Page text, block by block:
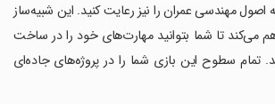
اصول مهندسی عمران را نیز رعایت کنید. این شبیه‌ساز
می‌کند تا شما بتوانید مهارت‌های خود را در ساخت
تمام سطوح این بازی شما را در پروژه‌های جاده‌ای